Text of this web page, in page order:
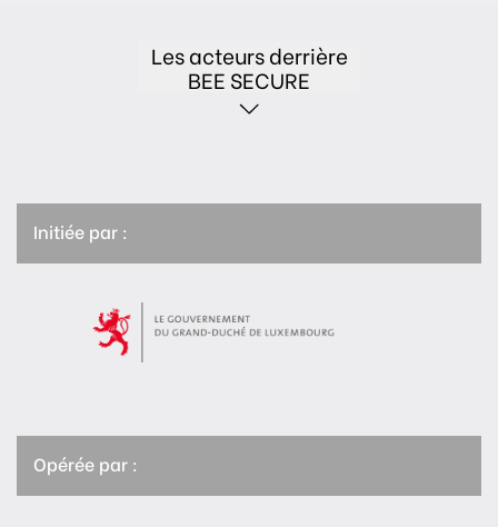
Les acteurs derrière
BEE SECURE
Initiée par :
Opérée par :